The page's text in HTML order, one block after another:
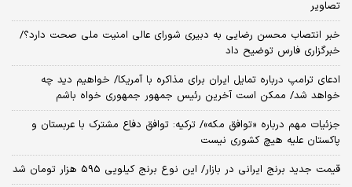
تصاویر
خبر انتصاب محسن رضایی به دبیری شورای عالی امنیت ملی صحت دارد؟/
خبرگزاری فارس توضیح داد
ادعای ترامپ درباره تمایل ایران برای مذاکره با آمریکا/ خواهیم دید چه
خواهد شد/ ممکن است آخرین رئیس‌ جمهور جمهوری خواه باشم
جزئیات مهم درباره «توافق مکه»/ ترکیه‌: توافق دفاع مشترک با عربستان و
پاکستان علیه هیچ کشوری نیست
قیمت جدید برنج ایرانی در بازار/ این نوع برنج کیلویی 595 هزار تومان شد